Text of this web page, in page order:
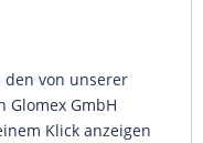
von unserer
Glomex GmbH
Klick anzeigen